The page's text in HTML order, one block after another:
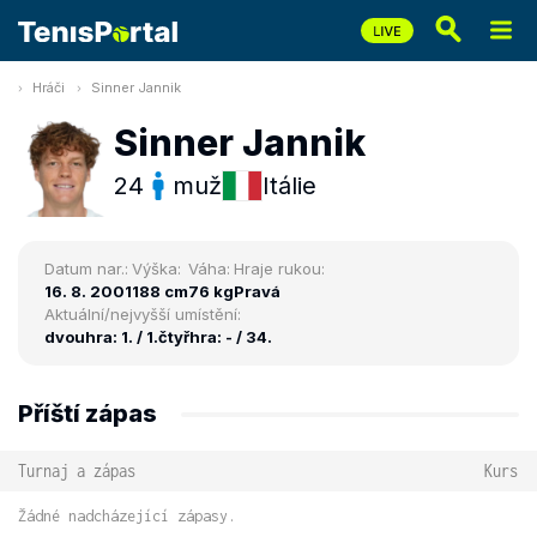
Hráči Sinner Jannik
Sinner Jannik
24 muž Itálie
Datum nar.:
16. 8. 2001
Výška:
188 cm
Váha:
76 kg
Hraje rukou:
Pravá
Aktuální/nejvyšší umístění:
dvouhra: 1. / 1.čtyřhra: - / 34.
Příští zápas
Turnaj a zápas Kurs
Žádné nadcházející zápasy.